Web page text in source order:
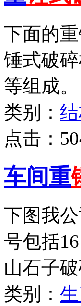
下面的
锤式破
等组成。
类别：
点击：
车间重
下图我
号包括
山石子破
类别：